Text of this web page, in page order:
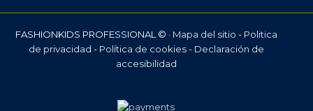
FASHIONKIDS PROFESSIONAL © · Mapa del sitio - Politica
de privacidad - Política de cookies- Declaración de
accesibilidad